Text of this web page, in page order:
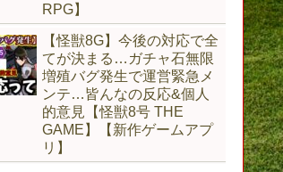
RPG】
【怪獣8G】今後の対応で全
てが決まる…ガチャ石無限
増殖バグ発生で運営緊急メ
ンテ…皆んなの反応&個人
的意見【怪獣8号 THE
GAME】【新作ゲームアプ
リ】